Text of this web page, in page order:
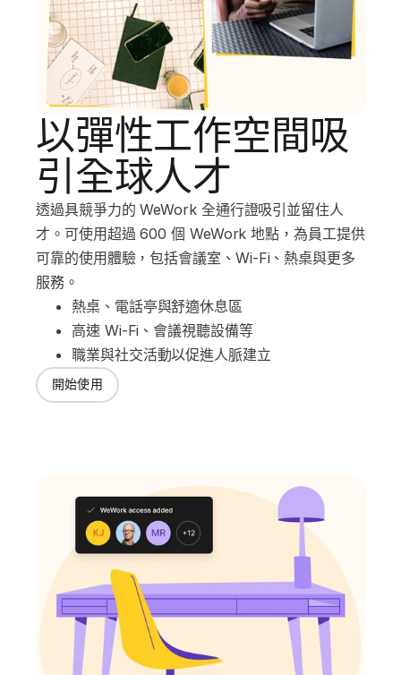
以彈性工作空間吸
引全球人才
透過具競爭力的 WeWork 全通行證吸引並留住人
才。可使用超過 600 個 WeWork 地點，為員工提供
可靠的使用體驗，包括會議室、Wi-Fi、熱桌與更多
服務。
熱桌、電話亭與舒適休息區
高速 Wi-Fi、會議視聽設備等
職業與社交活動以促進人脈建立
開始使用